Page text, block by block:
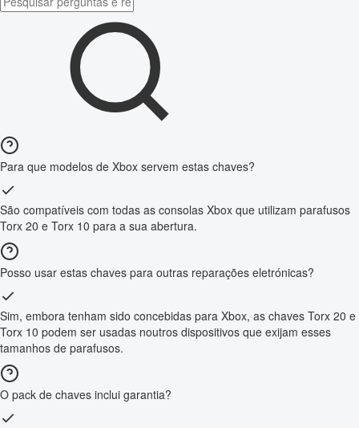
Para que modelos de Xbox servem estas chaves?
São compatíveis com todas as consolas Xbox que utilizam parafusos
Torx 20 e Torx 10 para a sua abertura.
Posso usar estas chaves para outras reparações eletrónicas?
Sim, embora tenham sido concebidas para Xbox, as chaves Torx 20 e
Torx 10 podem ser usadas noutros dispositivos que exijam esses
tamanhos de parafusos.
O pack de chaves inclui garantia?